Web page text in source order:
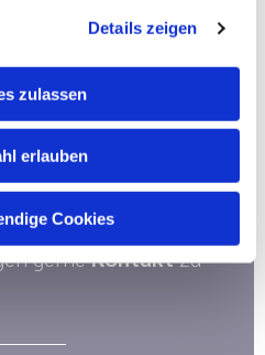
Details zeigen
zulassen
erlauben
Cookies
Krefeld
gerneKontaktzu